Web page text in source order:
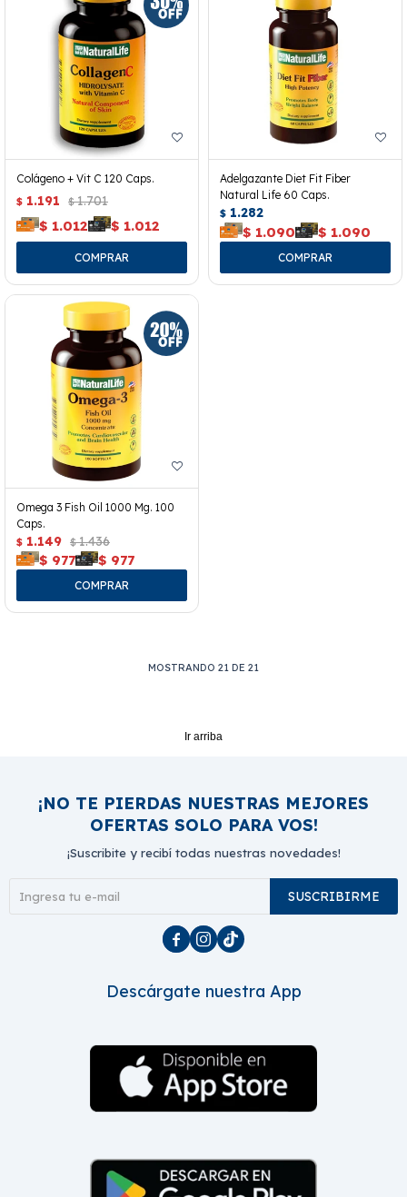
Colágeno + Vit C 120 Caps.
$ 1.191 $ 1.701
$ 1.012 $ 1.012
Adelgazante Diet Fit Fiber
Natural Life 60 Caps.
$ 1.282
$ 1.090 $ 1.090
Omega 3 Fish Oil 1000 Mg. 100
Caps.
$ 1.149 $ 1.436
$ 977 $ 977
MOSTRANDO 21 DE 21
Ir arriba
¡NO TE PIERDAS NUESTRAS MEJORES
OFERTAS SOLO PARA VOS!
¡Suscribite y recibí todas nuestras novedades!
SUSCRIBIRME
  
Descárgate nuestra App